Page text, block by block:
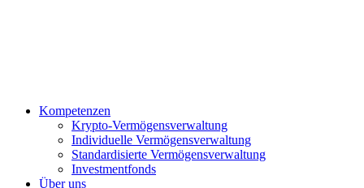
Kompetenzen
Krypto-Vermögensverwaltung
Individuelle Vermögensverwaltung
Standardisierte Vermögensverwaltung
Investmentfonds
Über uns